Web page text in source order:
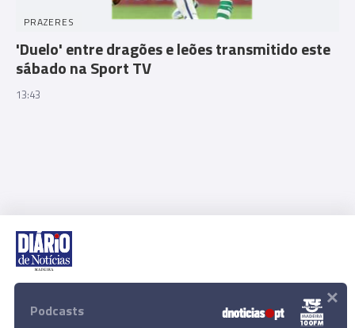
PRAZERES
'Duelo' entre dragões e leões transmitido este
sábado na Sport TV
13:43
Rua Dr. Fernão de Ornelas, 56 - 3º
291 202 300
Podcasts ×